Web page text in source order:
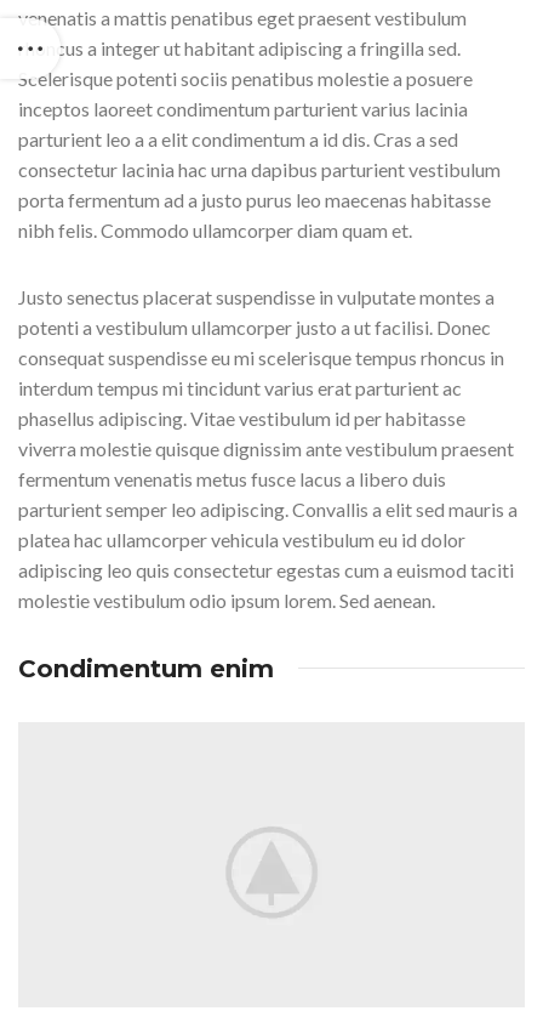
venenatis a mattis penatibus eget praesent vestibulum
rhoncus a integer ut habitant adipiscing a fringilla sed.
Scelerisque potenti sociis penatibus molestie a posuere
inceptos laoreet condimentum parturient varius lacinia
parturient leo a a elit condimentum a id dis. Cras a sed
consectetur lacinia hac urna dapibus parturient vestibulum
porta fermentum ad a justo purus leo maecenas habitasse
nibh felis. Commodo ullamcorper diam quam et.
Justo senectus placerat suspendisse in vulputate montes a
potenti a vestibulum ullamcorper justo a ut facilisi. Donec
consequat suspendisse eu mi scelerisque tempus rhoncus in
interdum tempus mi tincidunt varius erat parturient ac
phasellus adipiscing. Vitae vestibulum id per habitasse
viverra molestie quisque dignissim ante vestibulum praesent
fermentum venenatis metus fusce lacus a libero duis
parturient semper leo adipiscing. Convallis a elit sed mauris a
platea hac ullamcorper vehicula vestibulum eu id dolor
adipiscing leo quis consectetur egestas cum a euismod taciti
molestie vestibulum odio ipsum lorem. Sed aenean.
Condimentum enim